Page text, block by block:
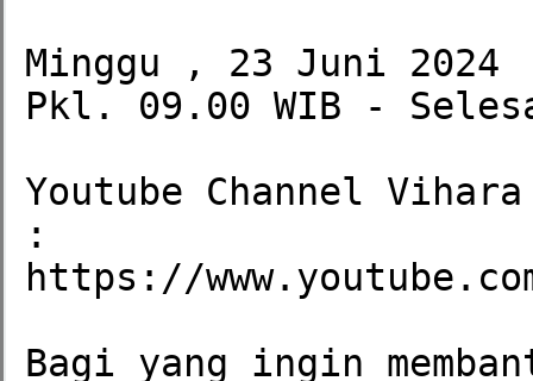
Minggu , 23 Juni 2024
Pkl. 09.00 WIB -
Youtube Channel
:
https://
Bagi yang ingin